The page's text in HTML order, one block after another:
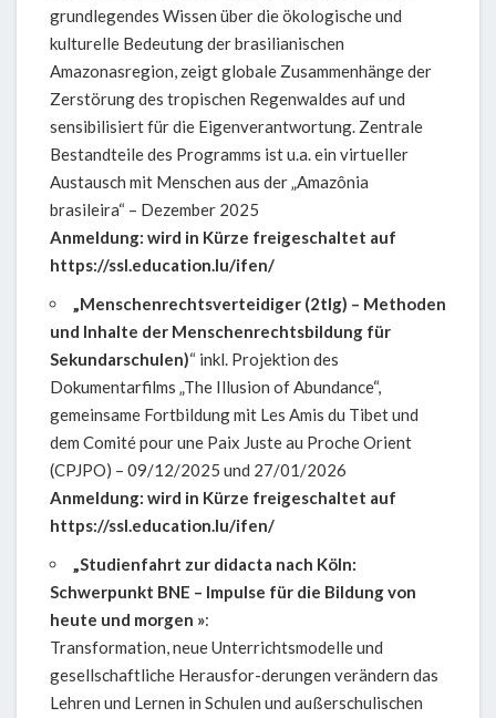
grundlegendes Wissen über die ökologische und
kulturelle Bedeutung der brasilianischen
Amazonasregion, zeigt globale Zusammenhänge der
Zerstörung des tropischen Regenwaldes auf und
sensibilisiert für die Eigenverantwortung. Zentrale
Bestandteile des Programms ist u.a. ein virtueller
Austausch mit Menschen aus der „Amazônia
brasileira“ – Dezember 2025
Anmeldung: wird in Kürze freigeschaltet auf
https://ssl.education.lu/ifen/
„Menschenrechtsverteidiger (2tlg) – Methoden
und Inhalte der Menschenrechtsbildung für
Sekundarschulen)“ inkl. Projektion des
Dokumentarfilms „The Illusion of Abundance“,
gemeinsame Fortbildung mit Les Amis du Tibet und
dem Comité pour une Paix Juste au Proche Orient
(CPJPO) – 09/12/2025 und 27/01/2026
Anmeldung: wird in Kürze freigeschaltet auf
https://ssl.education.lu/ifen/
„Studienfahrt zur didacta nach Köln:
Schwerpunkt BNE – Impulse für die Bildung von
heute und morgen »:
Transformation, neue Unterrichtsmodelle und
gesellschaftliche Herausfor-derungen verändern das
Lehren und Lernen in Schulen und außerschulischen